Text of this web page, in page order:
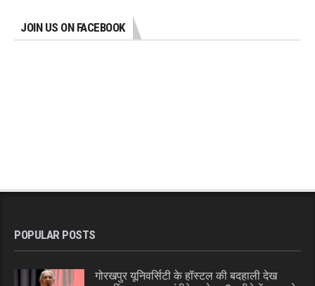
JOIN US ON FACEBOOK
POPULAR POSTS
गोरखपुर यूनिवर्सिटी के हॉस्टल की बदहाली देख